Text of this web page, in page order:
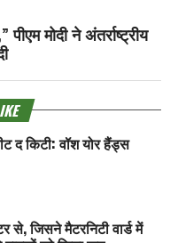
मोदी ने अंतर्राष्ट्रीय
द किटी: वॉश योर हैंड्स
से, जिसने मैटरनिटी वार्ड में